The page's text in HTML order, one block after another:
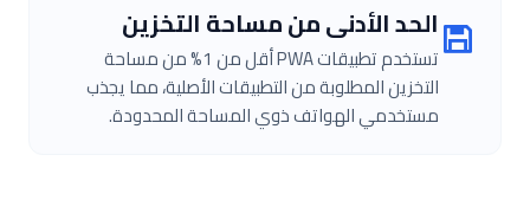
الحد الأدنى من مساحة التخزين
تستخدم تطبيقات PWA أقل من 1% من مساحة
التخزين المطلوبة من التطبيقات الأصلية، مما يجذب
مستخدمي الهواتف ذوي المساحة المحدودة.